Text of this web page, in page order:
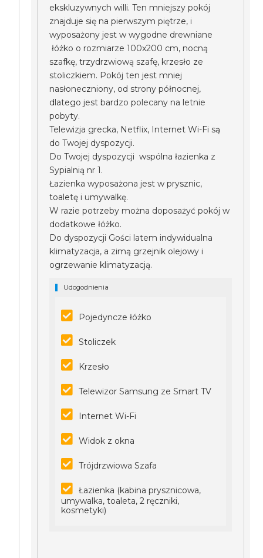
ekskluzywnych willi. Ten mniejszy pokój
znajduje się na pierwszym piętrze, i
wyposażony jest w wygodne drewniane
łóżko o rozmiarze 100x200 cm, nocną
szafkę, trzydrzwiową szafę, krzesło ze
stoliczkiem. Pokój ten jest mniej
nasłoneczniony, od strony północnej,
dlatego jest bardzo polecany na letnie
pobyty.
Telewizja grecka, Netflix, Internet Wi-Fi są
do Twojej dyspozycji.
Do Twojej dyspozycji wspólna łazienka z
Sypialnią nr 1.
Łazienka wyposażona jest w prysznic,
toaletę i umywalkę.
W razie potrzeby można doposażyć pokój w
dodatkowe łóżko.
Do dyspozycji Gości latem indywidualna
klimatyzacja, a zimą grzejnik olejowy i
ogrzewanie klimatyzacją.
Udogodnienia
Pojedyncze łóżko
Stoliczek
Krzesło
Telewizor Samsung ze Smart TV
Internet Wi-Fi
Widok z okna
Trójdrzwiowa Szafa
Łazienka (kabina prysznicowa,
umywalka, toaleta, 2 ręczniki,
kosmetyki)